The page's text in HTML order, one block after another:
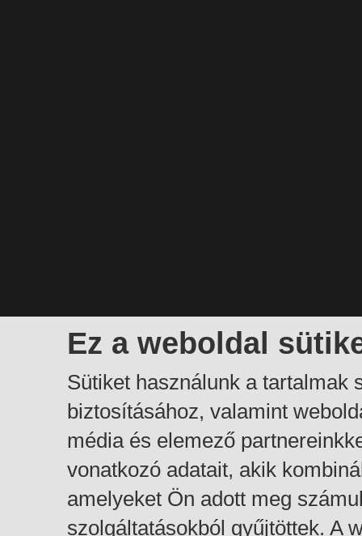
Ez a weboldal
Sütiket használunk a tartalmak
biztosításához, valamint
média és elemező
vonatkozó adatait, akik
amelyeket Ön adott meg
szolgáltatásokból gyűjtöttek. A